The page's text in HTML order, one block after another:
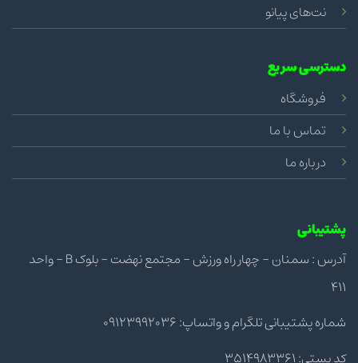
نت‌های پیانو
دسترسی سریع
فروشگاه
تماس با ما
درباره ما
پشتیبانی
آدرس : سمنان - چهار راه ورزش - مجتمع نهضت - بلوک B - واحد
411
شماره پشتیبانی تلگرام و واتساپ: 09123992036
کد پستی: 3514983361